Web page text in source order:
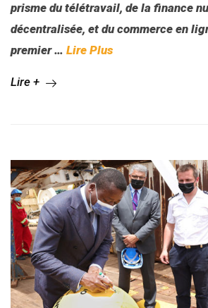
prisme du télétravail, de la finance
décentralisée, et du commerce en
premier… Lire Plus
Lire +